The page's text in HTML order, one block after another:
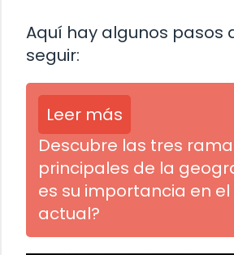
Aquí hay algunos pasos
seguir:
Leer más
Descubre las tres
principales de la
es su importancia en
actual?